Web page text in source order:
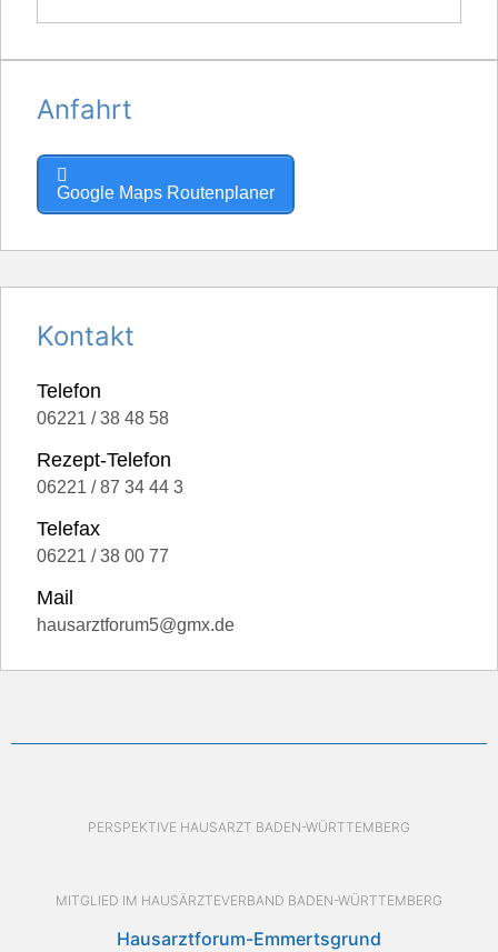
Anfahrt
Google Maps Routenplaner
Kontakt
Telefon
06221 / 38 48 58
Rezept-Telefon
06221 / 87 34 44 3
Telefax
06221 / 38 00 77
Mail
hausarztforum5@gmx.de
PERSPEKTIVE HAUSARZT BADEN-WÜRTTEMBERG
MITGLIED IM HAUSÄRZTEVERBAND BADEN-WÜRTTEMBERG
Hausarztforum-Emmertsgrund